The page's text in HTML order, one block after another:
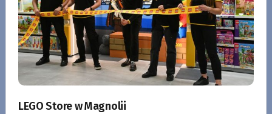
LEGO Store w Magnolii